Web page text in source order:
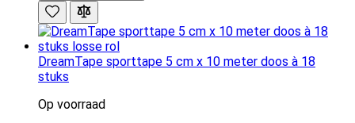
DreamTape sporttape 5 cm x 10 meter doos à 18
stuks
Op voorraad